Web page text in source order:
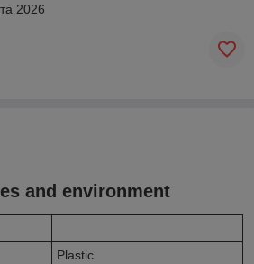
2026
and environment
Plastic